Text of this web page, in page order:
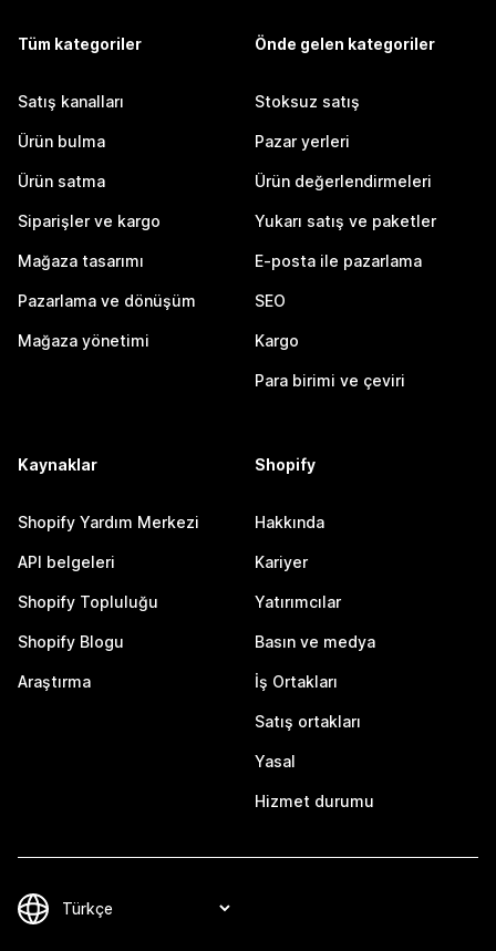
Tüm kategoriler
Satış kanalları
Ürün bulma
Ürün satma
Siparişler ve kargo
Mağaza tasarımı
Pazarlama ve dönüşüm
Mağaza yönetimi
Önde gelen kategoriler
Stoksuz satış
Pazar yerleri
Ürün değerlendirmeleri
Yukarı satış ve paketler
E-posta ile pazarlama
SEO
Kargo
Para birimi ve çeviri
Kaynaklar
Shopify Yardım Merkezi
API belgeleri
Shopify Topluluğu
Shopify Blogu
Araştırma
Shopify
Hakkında
Kariyer
Yatırımcılar
Basın ve medya
İş Ortakları
Satış ortakları
Yasal
Hizmet durumu